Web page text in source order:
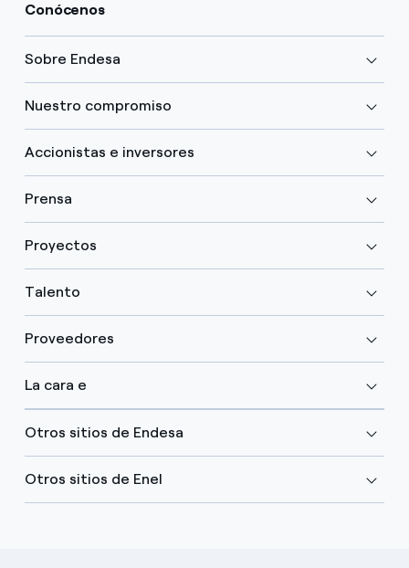
Conócenos
Sobre Endesa
Nuestro compromiso
Accionistas e inversores
Prensa
Proyectos
Talento
Proveedores
La cara e
Otros sitios de Endesa
Otros sitios de Enel